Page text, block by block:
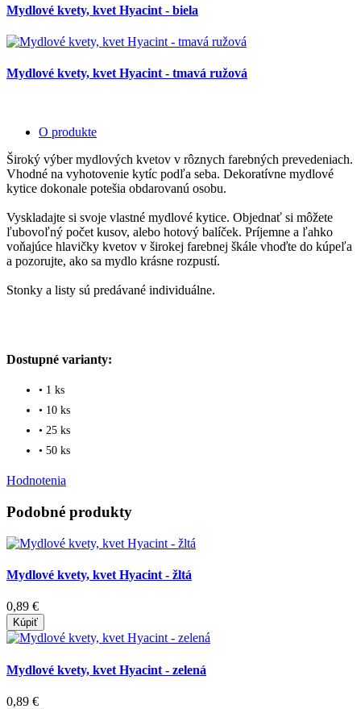
Mydlové kvety, kvet Hyacint - biela
Mydlové kvety, kvet Hyacint - tmavá ružová
O produkte
Široký výber mydlových kvetov v rôznych farebných prevedeniach.
Vhodné na vyhotovenie kytíc podľa seba. Dekoratívne mydlové
kytice dokonale potešia obdarovanú osobu.
Vyskladajte si svoje vlastné mydlové kytice. Objednať si môžete
ľubovoľný počet kusov, alebo hotový balíček. Príjemne a ľahko
voňajúce hlavičky kvetov v širokej farebnej škále vhoďte do kúpeľa
a pozorujte, ako sa mydlo krásne rozpustí.
Stonky a listy sú predávané individuálne.
Dostupné varianty:
• 1 ks
• 10 ks
• 25 ks
• 50 ks
Hodnotenia
Podobné produkty
Mydlové kvety, kvet Hyacint - žltá
0,89 €
Kúpiť
Mydlové kvety, kvet Hyacint - zelená
0,89 €